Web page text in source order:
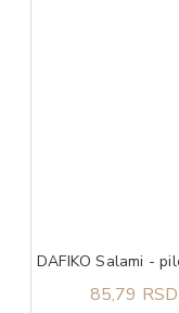
85,79 RSD